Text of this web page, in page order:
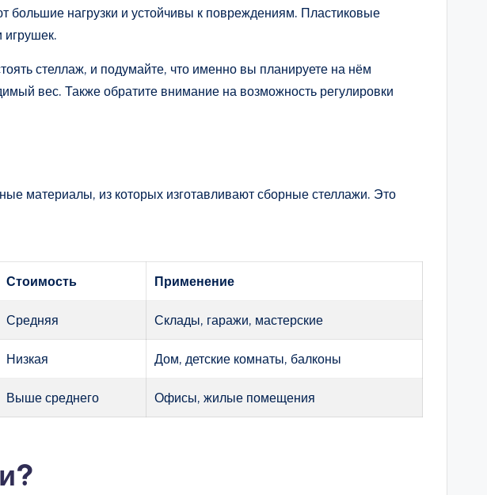
большие нагрузки и устойчивы к повреждениям. Пластиковые
стеллаж, и подумайте, что именно вы планируете на нём
вес. Также обратите внимание на возможность регулировки
материалы, из которых изготавливают сборные стеллажи. Это
Стоимость Применение
Средняя Склады, гаражи, мастерские
Низкая Дом, детские комнаты, балконы
Выше среднего Офисы, жилые помещения